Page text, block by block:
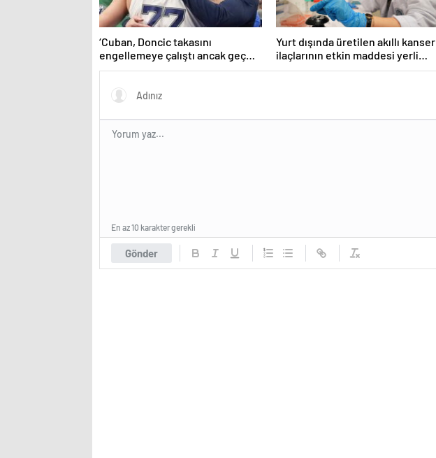
‘Cuban, Doncic takasını
engellemeye çalıştı ancak geç
kaldı’ iddiası! NBA Haberleri
Yurt dışında üretilen akıllı kanser
ilaçlarının etkin maddesi yerli
imkanlarla geliştirildi | Sağlık
Gönder
En az 10 karakter gerekli